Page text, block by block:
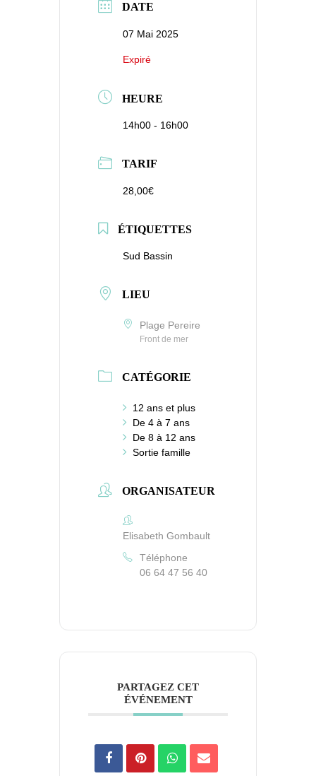
DATE
07 Mai 2025
Expiré
HEURE
14h00 - 16h00
TARIF
28,00€
ÉTIQUETTES
Sud Bassin
LIEU
Plage Pereire
Front de mer
CATÉGORIE
12 ans et plus
De 4 à 7 ans
De 8 à 12 ans
Sortie famille
ORGANISATEUR
Elisabeth Gombault
Téléphone
06 64 47 56 40
PARTAGEZ CET
ÉVÉNEMENT